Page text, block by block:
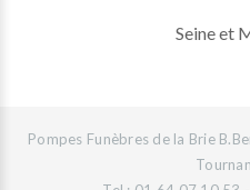
Seine et
Pompes Funèbres de la Brie